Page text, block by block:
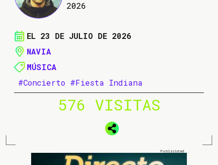
2026
EL 23 DE JULIO DE 2026
NAVIA
MÚSICA
#Concierto #Fiesta Indiana
576 VISITAS